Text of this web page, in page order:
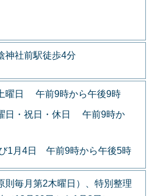
神社前駅徒歩4分
曜日 午前9時から午後9時
日・祝日・休日 午前9時か
1月4日 午前9時から午後5時
則毎月第2木曜日）、特別整理